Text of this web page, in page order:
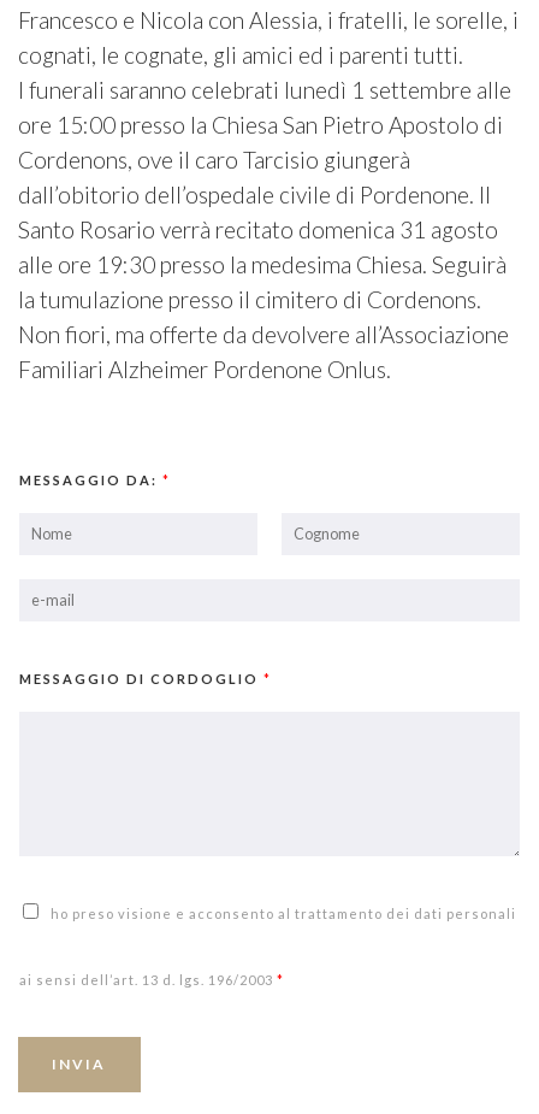
Francesco e Nicola con Alessia, i fratelli, le sorelle, i
cognati, le cognate, gli amici ed i parenti tutti.
I funerali saranno celebrati lunedì 1 settembre alle
ore 15:00 presso la Chiesa San Pietro Apostolo di
Cordenons, ove il caro Tarcisio giungerà
dall’obitorio dell’ospedale civile di Pordenone. Il
Santo Rosario verrà recitato domenica 31 agosto
alle ore 19:30 presso la medesima Chiesa. Seguirà
la tumulazione presso il cimitero di Cordenons.
Non fiori, ma offerte da devolvere all’Associazione
Familiari Alzheimer Pordenone Onlus.
MESSAGGIO DA: *
MESSAGGIO DI CORDOGLIO *
ho preso visione e acconsento al trattamento dei dati personali
ai sensi dell’art. 13 d. lgs. 196/2003 *
INVIA